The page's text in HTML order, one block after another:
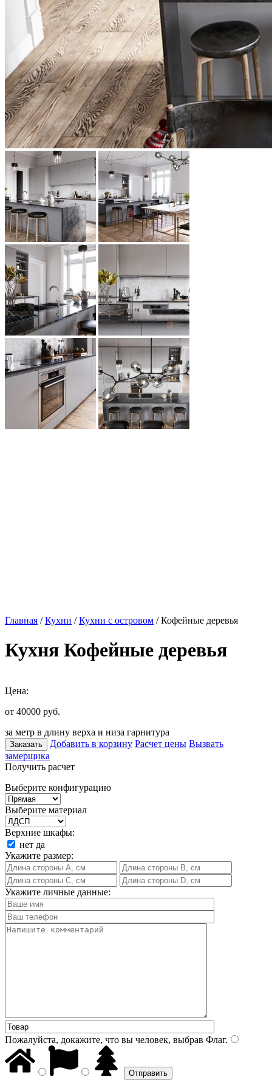
Главная /Кухни /Кухни с островом / Кофейные деревья
Кухня Кофейные деревья
Цена:
от 40000 руб.
за метр в длину верха и низа гарнитура
Заказать Добавить в корзину Расчет цены Вызвать
замерщика
Получить расчет
Выберите конфигурацию
Выберите материал
Верхние шкафы:
нет да
Укажите размер:
Укажите личные данные:
Пожалуйста, докажите, что вы человек, выбрав Флаг.